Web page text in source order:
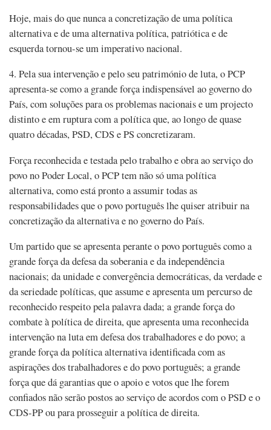
Hoje, mais do que nunca a concretização de uma política
alternativa e de uma alternativa política, patriótica e de
esquerda tornou-se um imperativo nacional.
4. Pela sua intervenção e pelo seu património de luta, o PCP
apresenta-se como a grande força indispensável ao governo do
País, com soluções para os problemas nacionais e um projecto
distinto e em ruptura com a política que, ao longo de quase
quatro décadas, PSD, CDS e PS concretizaram.
Força reconhecida e testada pelo trabalho e obra ao serviço do
povo no Poder Local, o PCP tem não só uma política
alternativa, como está pronto a assumir todas as
responsabilidades que o povo português lhe quiser atribuir na
concretização da alternativa e no governo do País.
Um partido que se apresenta perante o povo português como a
grande força da defesa da soberania e da independência
nacionais; da unidade e convergência democráticas, da verdade e
da seriedade políticas, que assume e apresenta um percurso de
reconhecido respeito pela palavra dada; a grande força do
combate à política de direita, que apresenta uma reconhecida
intervenção na luta em defesa dos trabalhadores e do povo; a
grande força da política alternativa identificada com as
aspirações dos trabalhadores e do povo português; a grande
força que dá garantias que o apoio e votos que lhe forem
confiados não serão postos ao serviço de acordos com o PSD e o
CDS-PP ou para prosseguir a política de direita.